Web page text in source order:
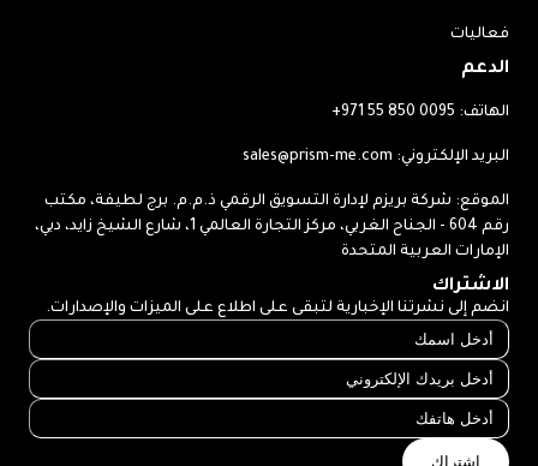
فعاليات
الدعم
الهاتف: +971 55 850 0095
البريد الإلكتروني: sales@prism-me.com
الموقع: شركة بريزم لإدارة التسويق الرقمي ذ.م.م. برج لطيفة، مكتب
رقم 604 - الجناح الغربي، مركز التجارة العالمي 1، شارع الشيخ زايد، دبي،
الإمارات العربية المتحدة
الاشتراك
انضم إلى نشرتنا الإخبارية لتبقى على اطلاع على الميزات والإصدارات.
اشتراك